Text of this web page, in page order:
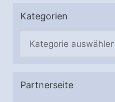
Kategorien
e
Partnerseite